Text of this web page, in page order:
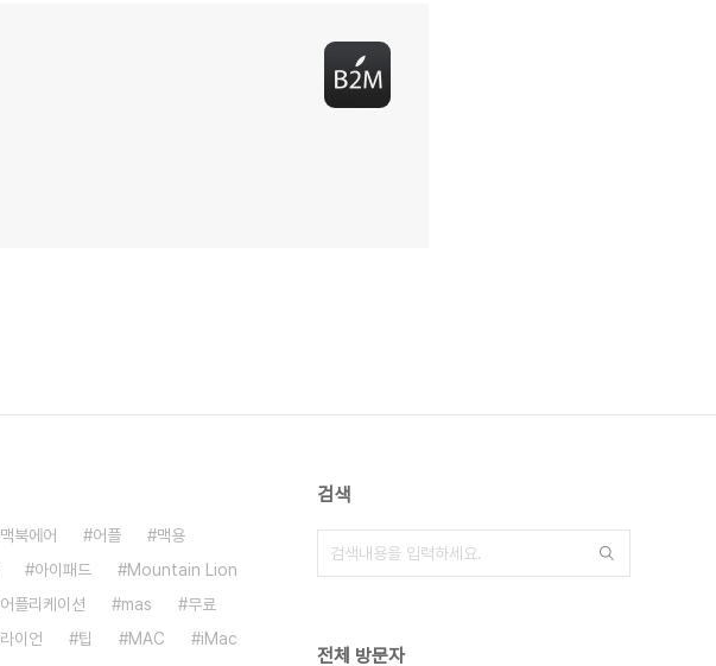
맥북에어 어플
맥용
아이패드
Mountain Lion
어플리케이션 mas
무료
라이언 팁 MAC
iMac
검색
전체 방문자